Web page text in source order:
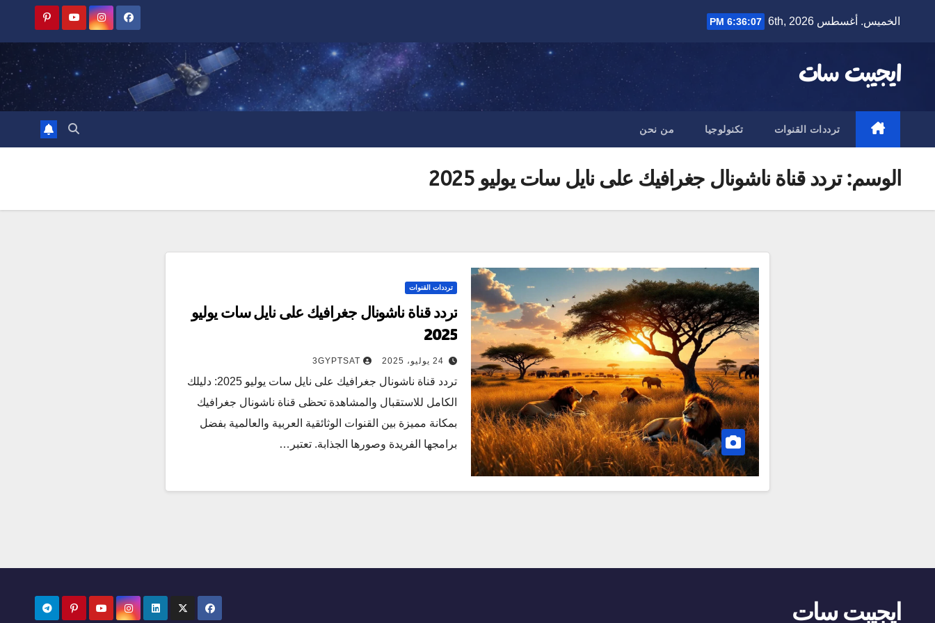
الخميس. أغسطس 6th, 2026 6:36:08 PM
ايجيبت سات
ترددات القنوات تكنولوجيا من نحن
الوسم:تردد قناة ناشونال جغرافيك على نايل سات يوليو 2025
ترددات القنوات
تردد قناة ناشونال جغرافيك على نايل سات يوليو
2025
24 يوليو، 2025 3GYPTSAT
تردد قناة ناشونال جغرافيك على نايل سات يوليو 2025: دليلك
الكامل للاستقبال والمشاهدة تحظى قناة ناشونال جغرافيك
بمكانة مميزة بين القنوات الوثائقية العربية والعالمية بفضل
برامجها الفريدة وصورها الجذابة. تعتبر…
ايجيبت سات